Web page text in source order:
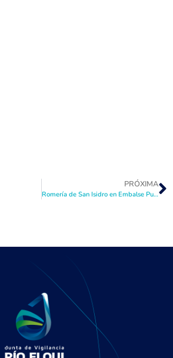
PRÓXIMA
Romería de San Isidro en Embalse Puclaro